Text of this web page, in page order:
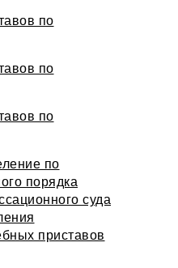
по
по
по
по
порядка
суда
приставов